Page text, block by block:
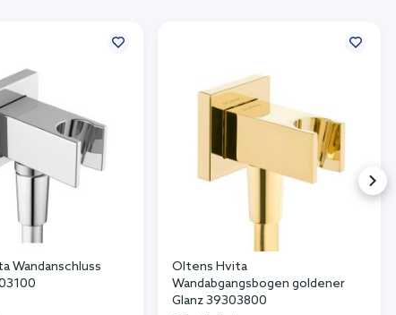
Wandanschluss
Oltens Hvita
Wandabgangsbogen goldener
Glanz 39303800